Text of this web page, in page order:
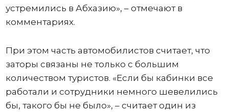
устремились в Абхазию», – отмечают в
комментариях.
При этом часть автомобилистов считает, что
заторы связаны не только с большим
количеством туристов. «Если бы кабинки все
работали и сотрудники немного шевелились
бы, такого бы не было», – считает один из